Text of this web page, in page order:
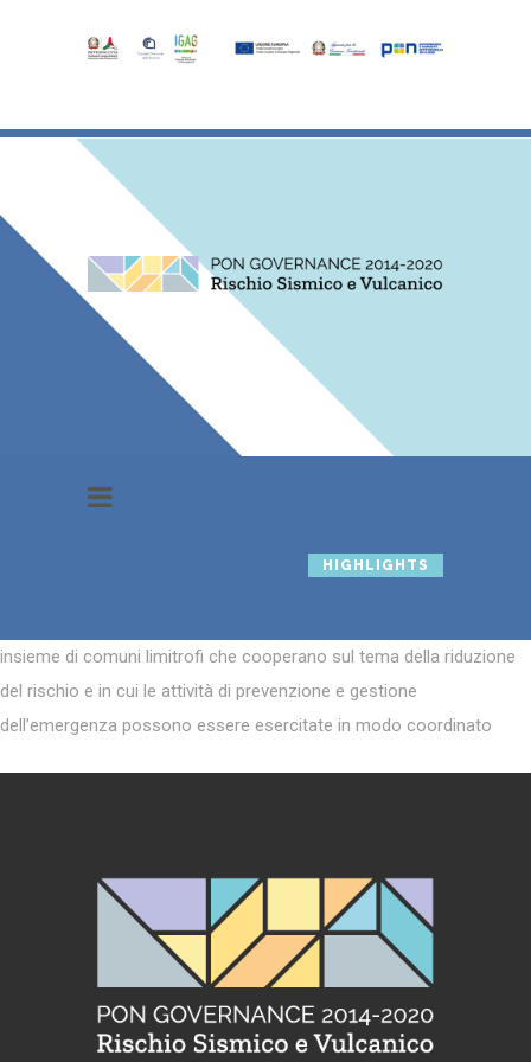
HIGHLIGHTS
insieme di comuni limitrofi che cooperano sul tema della riduzione
del rischio e in cui le attività di prevenzione e gestione
dell’emergenza possono essere esercitate in modo coordinato